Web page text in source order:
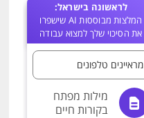
לראשונה בישראל:
המלצות מבוססות AI שישפרו
את הסיכוי שלך למצוא עבודה
מראיינים טלפונים
מילות מפתח
בקורות חיים